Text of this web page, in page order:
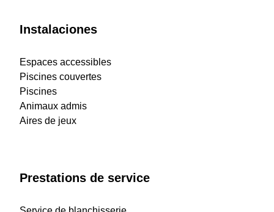
Instalaciones
Espaces accessibles
Piscines couvertes
Piscines
Animaux admis
Aires de jeux
Prestations de service